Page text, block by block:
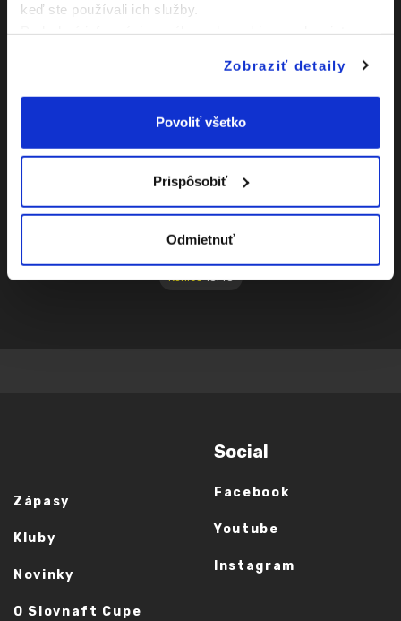
keď ste používali ich služby.
Zobraziť detaily
Povoliť všetko
Prispôsobiť
Odmietnuť
Lukáš Vitkovský
riskantným spôsobom
Filip Korček
Jozef Hajduk
Koniec18:45
Zápasy
Kluby
Novinky
O Slovnaft Cupe
Social
Facebook
Youtube
Instagram